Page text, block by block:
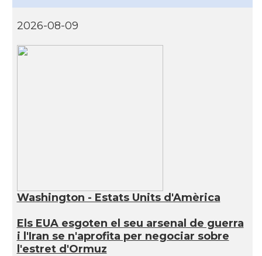
2026-08-09
Washington - Estats Units d'Amèrica
Els EUA esgoten el seu arsenal de guerra
i l'Iran se n'aprofita per negociar sobre
l'estret d'Ormuz